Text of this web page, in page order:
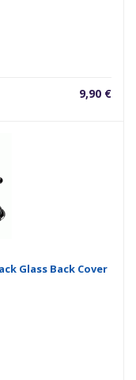
9,90 €
Glass Back Cover